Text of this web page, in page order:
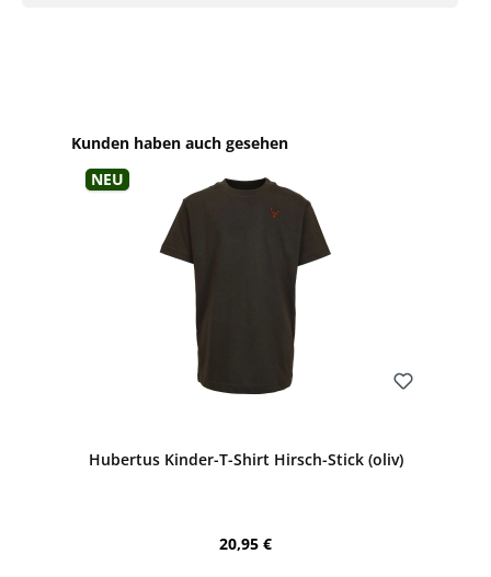
Produktgalerie überspringen
Kunden haben auch gesehen
Neu
Hubertus Kinder-T-Shirt Hirsch-Stick (oliv)
Regulärer Preis:
20,95 €